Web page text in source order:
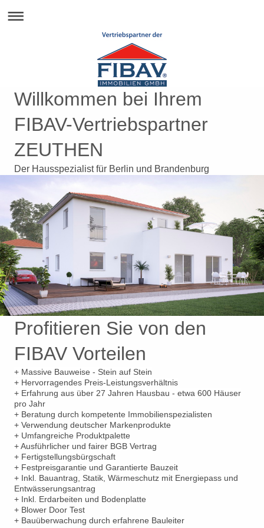
Willkommen bei Ihrem
FIBAV-Vertriebspartner
ZEUTHEN
Der Hausspezialist für Berlin und Brandenburg
Profitieren Sie von den
FIBAV Vorteilen
+ Massive Bauweise - Stein auf Stein
+ Hervorragendes Preis-Leistungsverhältnis
+ Erfahrung aus über 27 Jahren Hausbau - etwa 600 Häuser
pro Jahr
+ Beratung durch kompetente Immobilienspezialisten
+ Verwendung deutscher Markenprodukte
+ Umfangreiche Produktpalette
+ Ausführlicher und fairer BGB Vertrag
+ Fertigstellungsbürgschaft
+ Festpreisgarantie und Garantierte Bauzeit
+ Inkl. Bauantrag, Statik, Wärmeschutz mit Energiepass und
Entwässerungsantrag
+ Inkl. Erdarbeiten und Bodenplatte
+ Blower Door Test
+ Bauüberwachung durch erfahrene Bauleiter